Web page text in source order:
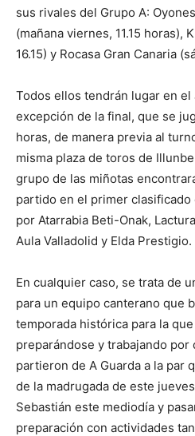
sus rivales del Grupo A:
(mañana viernes, 11.15 horas),
16.15) y Rocasa Gran Canaria
Todos ellos tendrán lugar en el
excepción de la final, que se
horas, de manera previa al
misma plaza de toros de
grupo de las miñotas
partido en el primer clasificado
por Atarrabia Beti-Onak,
Aula Valladolid y Elda Prestigio.
En cualquier caso, se trata de
para un equipo canterano que
temporada histórica para la
preparándose y trabajando por
partieron de A Guarda a la par
de la madrugada de este
Sebastián este mediodía y
preparación con actividades